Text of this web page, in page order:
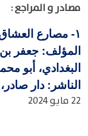
مصادر و المراجع :
١-
مصارع
المؤلف: جعفر
البغدادي، أبو محمد
الناشر: دار
22 مايو 2024